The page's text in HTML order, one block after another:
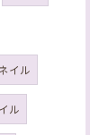
イル
ル